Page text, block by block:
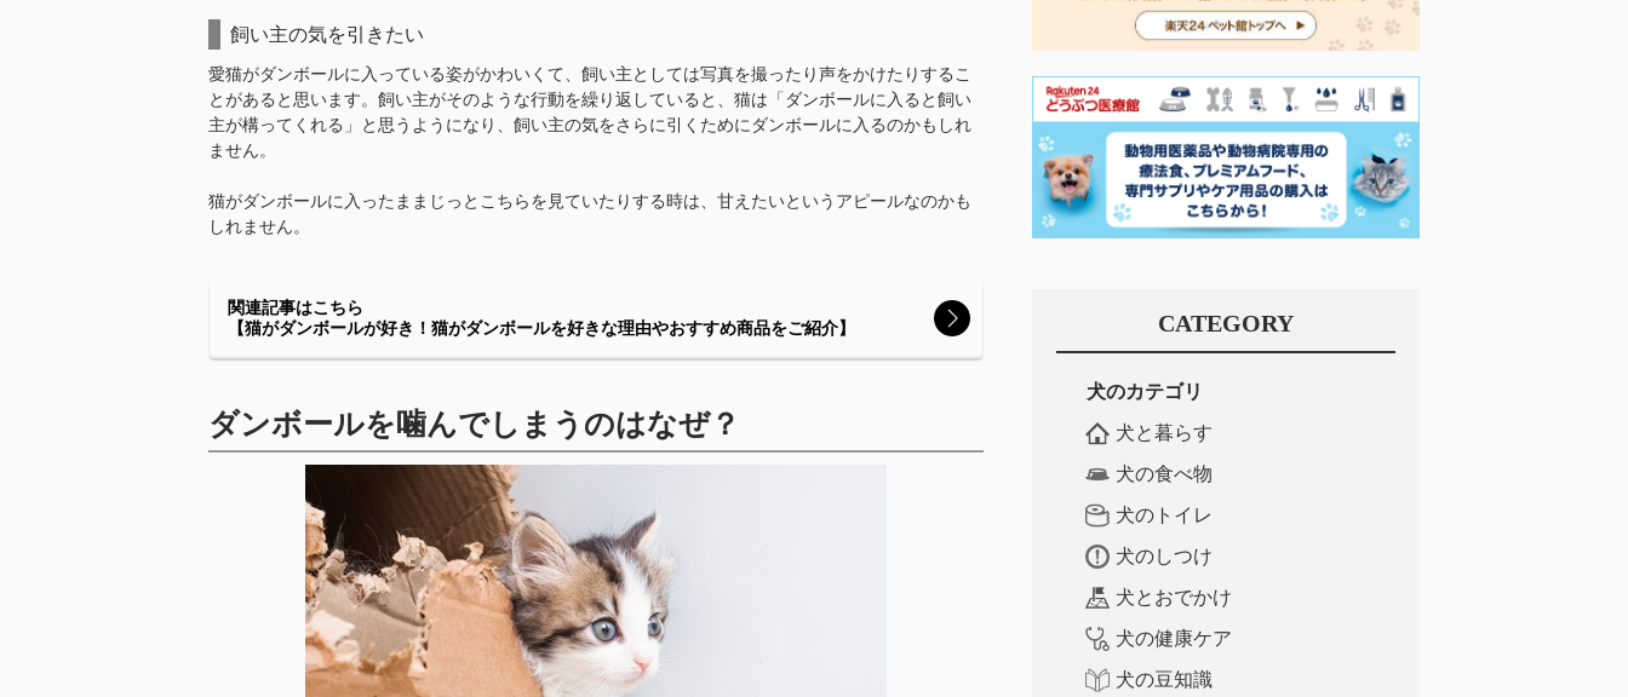
飼い主の気を引きたい
愛猫がダンボールに入っている姿がかわいくて、飼い主としては写真を撮ったり声をかけたりするこ
とがあると思います。飼い主がそのような行動を繰り返していると、猫は「ダンボールに入ると飼い
主が構ってくれる」と思うようになり、飼い主の気をさらに引くためにダンボールに入るのかもしれ
ません。
猫がダンボールに入ったままじっとこちらを見ていたりする時は、甘えたいというアピールなのかも
しれません。
関連記事はこちら
【猫がダンボールが好き！猫がダンボールを好きな理由やおすすめ商品をご紹介】
ダンボールを噛んでしまうのはなぜ？
CATEGORY
犬のカテゴリ
犬と暮らす
犬の食べ物
犬のトイレ
犬のしつけ
犬とおでかけ
犬の健康ケア
犬の豆知識